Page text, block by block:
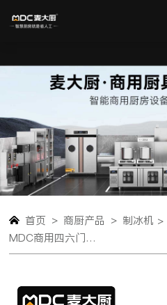
首页 > 商厨产品 > 制冰机 >
MDC商用四六门冰柜风冷无霜冷冻插盘款6门冰柜